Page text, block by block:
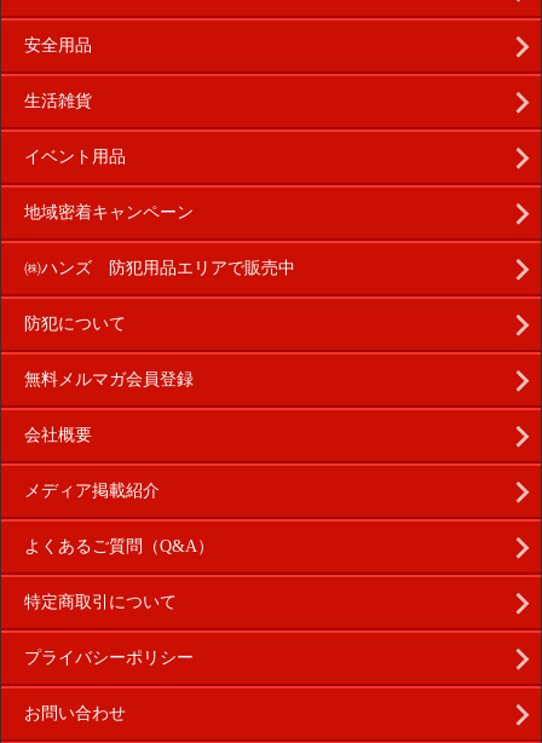
安全用品
生活雑貨
イベント用品
地域密着キャンペーン
㈱ハンズ 防犯用品エリアで販売中
防犯について
無料メルマガ会員登録
会社概要
メディア掲載紹介
よくあるご質問（Q&A）
特定商取引について
プライバシーポリシー
お問い合わせ